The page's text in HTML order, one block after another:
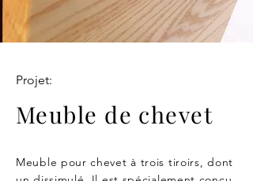
Projet:
Meuble de chevet
Meuble pour chevet à trois tiroirs, dont